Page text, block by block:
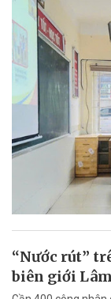
“Nước rút”
biên giới